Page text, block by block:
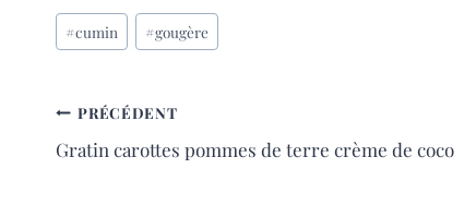
c
b
o
n
e
r
a
g
Étiquettes
de
publication :
#cumin #gougère
NAVIGATION
DE
PRÉCÉDENT
Gratin carottes pommes de terre crème de coco